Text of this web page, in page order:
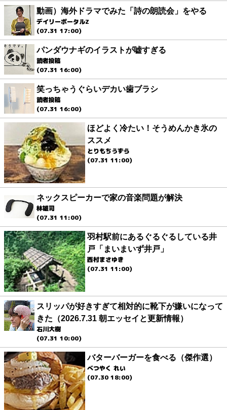
動画）海外ドラマでみた「詩の朗読会」をやる
デイリーポータルZ
(07.31 17:00)
パンダウナギのイラストが嘘すぎる
読者投稿
(07.31 16:00)
笑っちゃうぐらいデカい歯ブラシ
読者投稿
(07.31 16:00)
ほどよく冷たい！そうめんかき氷の
ススメ
とりもちうずら
(07.31 11:00)
ネックスピーカーで家の音楽問題が解決
林雄司
(07.31 11:00)
羽村駅前にあるぐるぐるしている井
戸「まいまいず井戸」
西村まさゆき
(07.31 11:00)
スリッパが好きすぎて相対的に靴下が嫌いになって
きた（2026.7.31 朝エッセイと更新情報）
石川大樹
(07.31 10:00)
バターバーガーを食べる（傑作選）
べつやく れい
(07.30 18:00)